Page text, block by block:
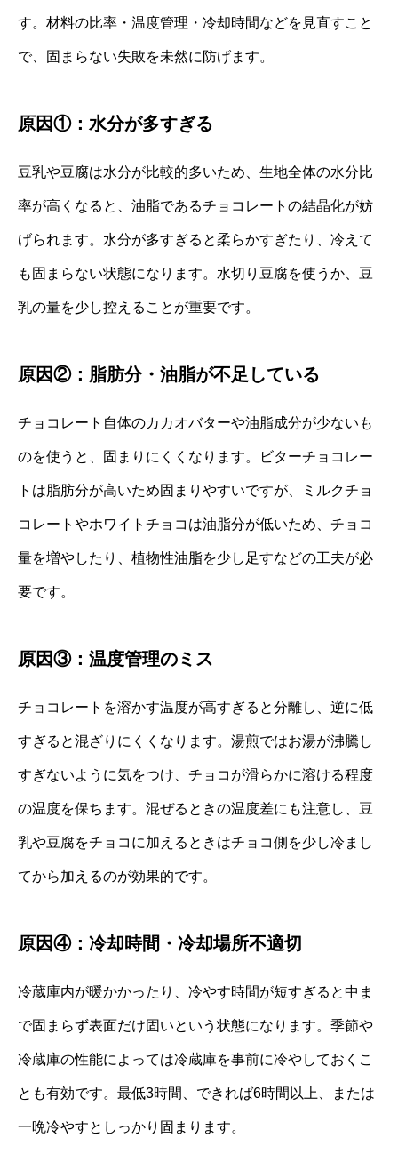
す。材料の比率・温度管理・冷却時間などを見直すこと
で、固まらない失敗を未然に防げます。
原因①：水分が多すぎる
豆乳や豆腐は水分が比較的多いため、生地全体の水分比
率が高くなると、油脂であるチョコレートの結晶化が妨
げられます。水分が多すぎると柔らかすぎたり、冷えて
も固まらない状態になります。水切り豆腐を使うか、豆
乳の量を少し控えることが重要です。
原因②：脂肪分・油脂が不足している
チョコレート自体のカカオバターや油脂成分が少ないも
のを使うと、固まりにくくなります。ビターチョコレー
トは脂肪分が高いため固まりやすいですが、ミルクチョ
コレートやホワイトチョコは油脂分が低いため、チョコ
量を増やしたり、植物性油脂を少し足すなどの工夫が必
要です。
原因③：温度管理のミス
チョコレートを溶かす温度が高すぎると分離し、逆に低
すぎると混ざりにくくなります。湯煎ではお湯が沸騰し
すぎないように気をつけ、チョコが滑らかに溶ける程度
の温度を保ちます。混ぜるときの温度差にも注意し、豆
乳や豆腐をチョコに加えるときはチョコ側を少し冷まし
てから加えるのが効果的です。
原因④：冷却時間・冷却場所不適切
冷蔵庫内が暖かかったり、冷やす時間が短すぎると中ま
で固まらず表面だけ固いという状態になります。季節や
冷蔵庫の性能によっては冷蔵庫を事前に冷やしておくこ
とも有効です。最低3時間、できれば6時間以上、または
一晩冷やすとしっかり固まります。